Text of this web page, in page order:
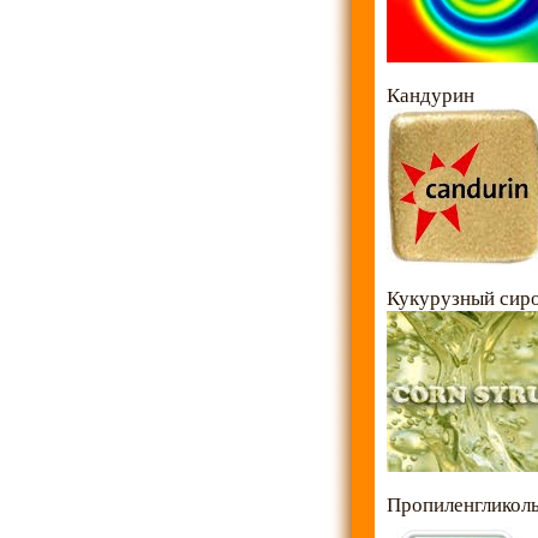
Кандурин
Кукурузный